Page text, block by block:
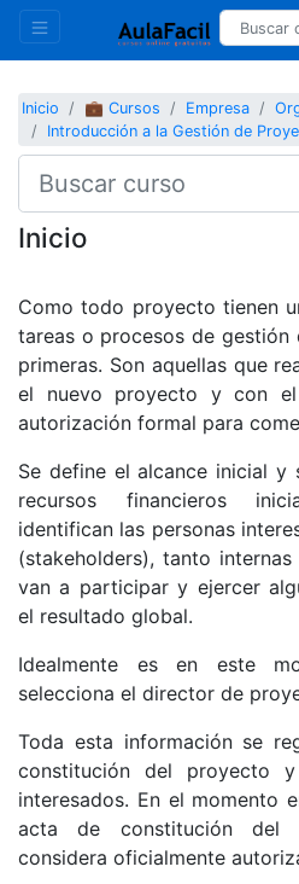
Inicio 💼 Cursos Empresa
Introducción a la Gestión de
Inicio
Como todo proyecto tienen
tareas o procesos de gestión
primeras. Son aquellas que
el nuevo proyecto y con
autorización formal para
Se define el alcance inicial y
recursos financieros
identifican las personas
(stakeholders), tanto
van a participar y ejercer
el resultado global.
Idealmente es en este
selecciona el director de
Toda esta información se
constitución del proyecto
interesados. En el momento
acta de constitución del
considera oficialmente